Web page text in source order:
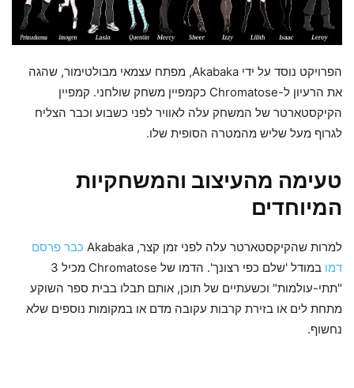
הפרויקט נוסד על ידי Akabaka, מפתח עצמאי מבולטימור, שהגה
את הרעיון ל-Chromatose כקמפיין משחק שולחני. קמפיין
הקיקסטארטר של המשחק עלה לאוויר לפני כשבוע וכבר הצליח
לגרוף מעל שליש מהמטרה הסופית שלו.
טעימה מהעיצוב והמשחקיות
המיוחדים
למרות שהקיקסטארטר עלה לפני זמן קצר, Akabaka
כבר פרסם
דמו
במודל 'שלם כפי רצונך'. הדמו של Chromatose מכיל 3
"תתי-עולמות" וכשעתיים של תוכן, אותם תבלו בבית ספר השוקע
מתחת לים או בזירת קרבות עקובה מדם או במקומות נוספים שלא
נחשוף.